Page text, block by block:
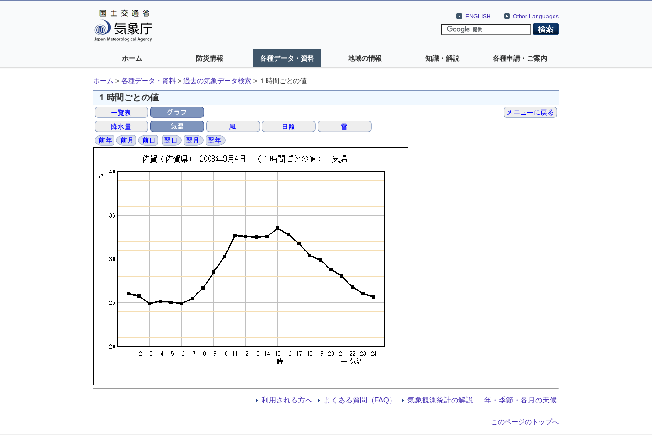
Other Languages
ENGLISH
ホーム 防災情報 各種データ・資料 地域の情報 知識・解説 各種申請・ご案内
ホーム > 各種データ・資料 > 過去の気象データ検索 > １時間ごとの値
１時間ごとの値
利用される方へ よくある質問（FAQ） 気象観測統計の解説 年・季節・各月の天候
このページのトップへ